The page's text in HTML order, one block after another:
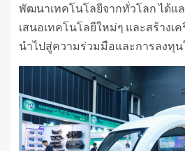
พัฒนาเทคโนโลยีจากทั่วโลก ได้แ
เสนอเทคโนโลยีใหม่ๆ และสร้างเ
นำไปสู่ความร่วมมือและการลงทุ